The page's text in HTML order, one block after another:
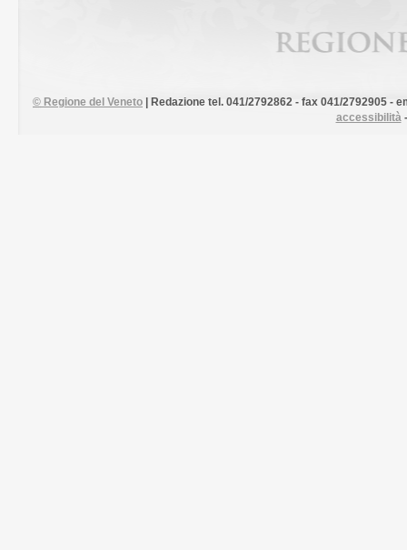
© Regione del Veneto
| Redazione tel. 041/2792862 - fax 041/2792905 -
accessibilità